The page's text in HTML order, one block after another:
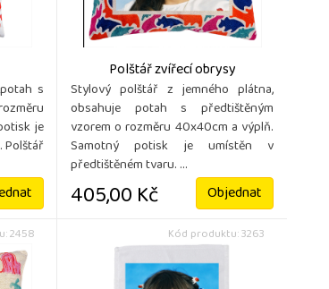
s
je
Polštář zvířecí obrysy
Stylový polštář z jemného plátna,
obsahuje potah s předtištěným
vzorem o rozměru 40x40cm a výplň.
Samotný potisk je umístěn v
předtištěném tvaru. ...
405,00 Kč Objednat
2458 Kód produktu: 3263